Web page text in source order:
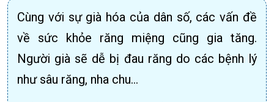
Cùng với sự già hóa của dân số, các vấn đề
về sức khỏe răng miệng cũng gia tăng.
Người già sẽ dễ bị đau răng do các bệnh lý
như sâu răng, nha chu…